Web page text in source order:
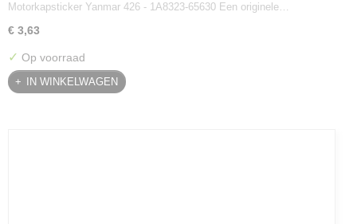
Motorkapsticker Yanmar 426 - 1A8323-65630 Een originele…
€ 3,63
✓ Op voorraad
IN WINKELWAGEN